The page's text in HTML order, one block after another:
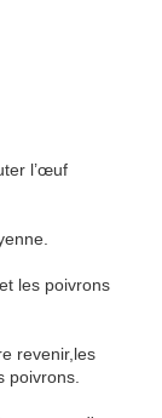
l’œuf
les poivrons
revenir,les
poivrons.